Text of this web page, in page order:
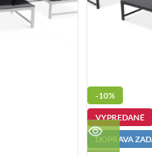
-10%
VYPREDANÉ
DOPRAVA